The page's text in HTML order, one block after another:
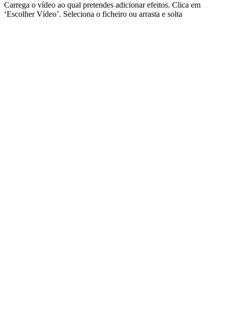
Carrega o vídeo ao qual pretendes adicionar efeitos. Clica em
‘Escolher Vídeo’. Seleciona o ficheiro ou arrasta e solta